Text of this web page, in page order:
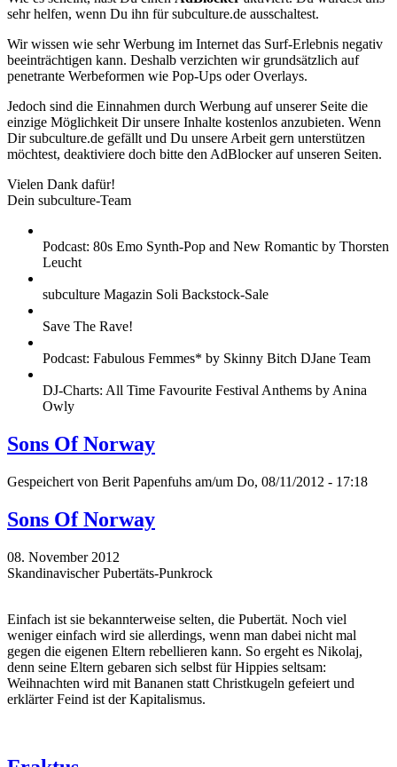
sehr helfen, wenn Du ihn für subculture.de ausschaltest.
Wir wissen wie sehr Werbung im Internet das Surf-Erlebnis negativ
beeinträchtigen kann. Deshalb verzichten wir grundsätzlich auf
penetrante Werbeformen wie Pop-Ups oder Overlays.
Jedoch sind die Einnahmen durch Werbung auf unserer Seite die
einzige Möglichkeit Dir unsere Inhalte kostenlos anzubieten. Wenn
Dir subculture.de gefällt und Du unsere Arbeit gern unterstützen
möchtest, deaktiviere doch bitte den AdBlocker auf unseren Seiten.
Vielen Dank dafür!
Dein subculture-Team
Podcast: 80s Emo Synth-Pop and New Romantic by Thorsten
Leucht
subculture Magazin Soli Backstock-Sale
Save The Rave!
Podcast: Fabulous Femmes* by Skinny Bitch DJane Team
DJ-Charts: All Time Favourite Festival Anthems by Anina
Owly
Sons Of Norway
Gespeichert von Berit Papenfuhs am/um Do, 08/11/2012 - 17:18
Sons Of Norway
08. November 2012
Skandinavischer Pubertäts-Punkrock
Einfach ist sie bekannterweise selten, die Pubertät. Noch viel
weniger einfach wird sie allerdings, wenn man dabei nicht mal
gegen die eigenen Eltern rebellieren kann. So ergeht es Nikolaj,
denn seine Eltern gebaren sich selbst für Hippies seltsam:
Weihnachten wird mit Bananen statt Christkugeln gefeiert und
erklärter Feind ist der Kapitalismus.